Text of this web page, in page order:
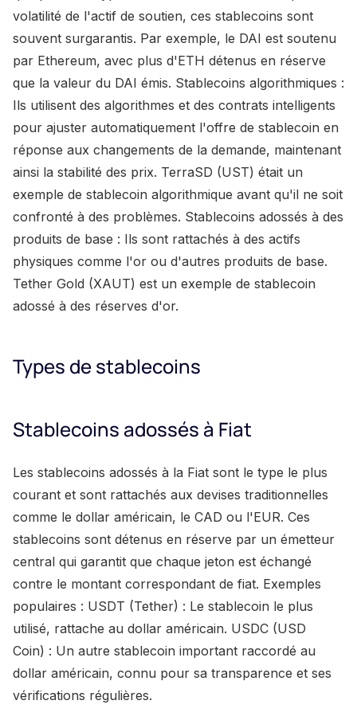
volatilité de l'actif de soutien, ces stablecoins sont
souvent surgarantis. Par exemple, le DAI est soutenu
par Ethereum, avec plus d'ETH détenus en réserve
que la valeur du DAI émis. Stablecoins algorithmiques :
Ils utilisent des algorithmes et des contrats intelligents
pour ajuster automatiquement l'offre de stablecoin en
réponse aux changements de la demande, maintenant
ainsi la stabilité des prix. TerraSD (UST) était un
exemple de stablecoin algorithmique avant qu'il ne soit
confronté à des problèmes. Stablecoins adossés à des
produits de base : Ils sont rattachés à des actifs
physiques comme l'or ou d'autres produits de base.
Tether Gold (XAUT) est un exemple de stablecoin
adossé à des réserves d'or.
Types de stablecoins
Stablecoins adossés à Fiat
Les stablecoins adossés à la Fiat sont le type le plus
courant et sont rattachés aux devises traditionnelles
comme le dollar américain, le CAD ou l'EUR. Ces
stablecoins sont détenus en réserve par un émetteur
central qui garantit que chaque jeton est échangé
contre le montant correspondant de fiat. Exemples
populaires : USDT (Tether) : Le stablecoin le plus
utilisé, rattache au dollar américain. USDC (USD
Coin) : Un autre stablecoin important raccordé au
dollar américain, connu pour sa transparence et ses
vérifications régulières.